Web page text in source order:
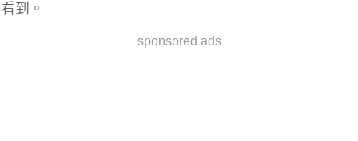
看到。
sponsored ads